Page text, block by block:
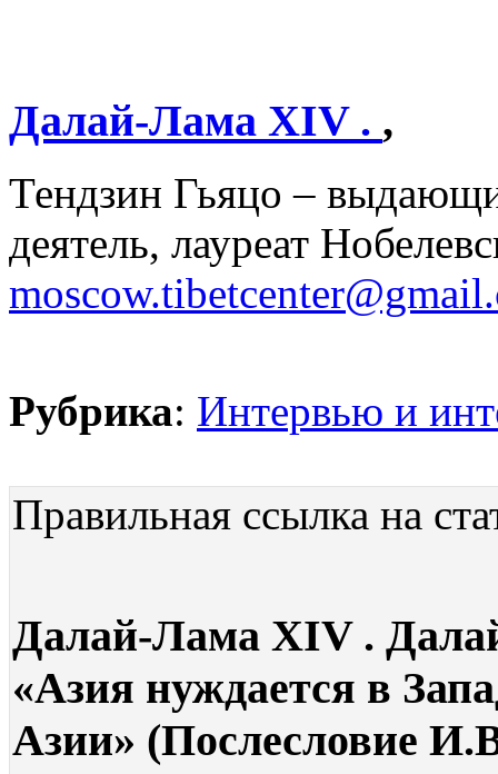
Далай-Лама XIV . ,
Тендзин Гьяцо –
деятель, лауреат
Рубрика: Интервью и
Правильная ссылка на
Далай-Лама XIV .
«Азия нуждается в
Азии» (Послесловие